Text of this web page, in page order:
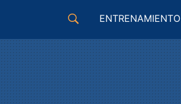
ENTRENAMIENTO